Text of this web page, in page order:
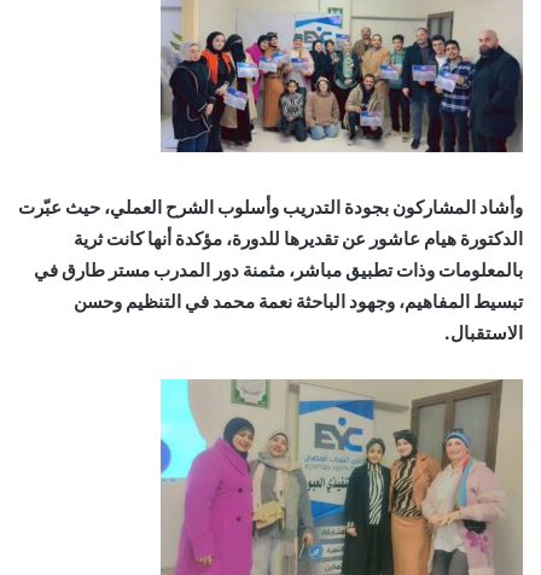
وأشاد المشاركون بجودة التدريب وأسلوب الشرح العملي، حيث عبّرت
الدكتورة هيام عاشور عن تقديرها للدورة، مؤكدة أنها كانت ثرية
بالمعلومات وذات تطبيق مباشر، مثمنة دور المدرب مستر طارق في
تبسيط المفاهيم، وجهود الباحثة نعمة محمد في التنظيم وحسن
الاستقبال.